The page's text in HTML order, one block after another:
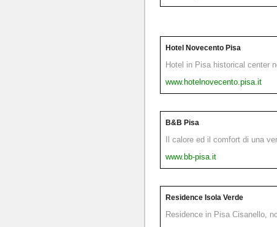
Hotel Novecento Pisa
Hotel in Pisa historical center
www.hotelnovecento.pisa.it
B&B Pisa
Il calore ed il comfort di una
www.bb-pisa.it
Residence Isola Verde
Residence in Pisa Cisanello,